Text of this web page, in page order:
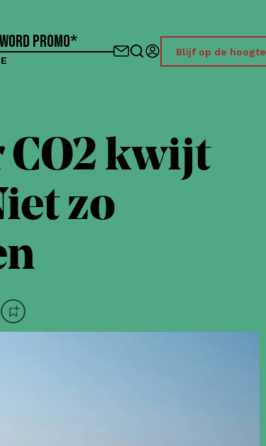
proMO* Blijf op de hoogte
CO2 kwijt
zo